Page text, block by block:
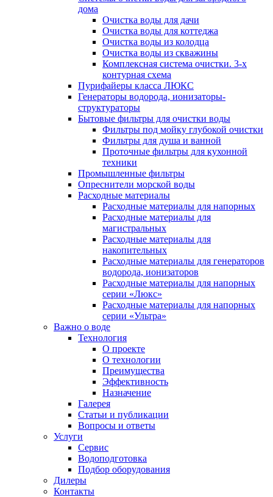
дома
Очистка воды для дачи
Очистка воды для коттеджа
Очистка воды из колодца
Очистка воды из скважины
Комплексная система очистки. 3-х
контурная схема
Пурифайеры класса ЛЮКС
Генераторы водорода, ионизаторы-
структураторы
Бытовые фильтры для очистки воды
Фильтры под мойку глубокой очистки
Фильтры для душа и ванной
Проточные фильтры для кухонной
техники
Промышленные фильтры
Опреснители морской воды
Расходные материалы
Расходные материалы для напорных
Расходные материалы для
магистральных
Расходные материалы для
накопительных
Расходные материалы для генераторов
водорода, ионизаторов
Расходные материалы для напорных
серии «Люкс»
Расходные материалы для напорных
серии «Ультра»
Важно о воде
Технология
О проекте
О технологии
Преимущества
Эффективность
Назначение
Галерея
Статьи и публикации
Вопросы и ответы
Услуги
Сервис
Водоподготовка
Подбор оборудования
Дилеры
Контакты